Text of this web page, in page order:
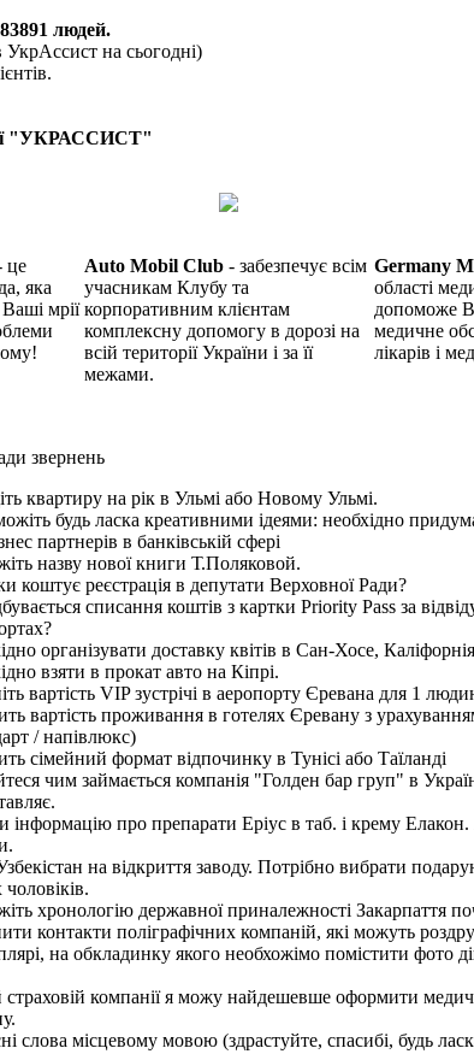
людей.
УкрАссист на сьогодні)
"УКРАССИСТ"
це
яка
мрії
Auto Mobil Club - забезпечує всім
учасникам Клубу та
корпоративним клієнтам
комплексну допомогу в дорозі на
всій території України і за її
межами.
Germany
області
допоможе
медичне
лікарів і
звернень
квартиру на рік в Ульмі або Новому Ульмі.
будь ласка креативними ідеями: необхідно
партнерів в банківській сфері
назву нової книги Т.Поляковой.
коштує реєстрація в депутати Верховної Ради?
списання коштів з картки Priority Pass за
організувати доставку квітів в Сан-Хосе,
взяти в прокат авто на Кіпрі.
вартість VIP зустрічі в аеропорту Єревана для 1
вартість проживання в готелях Єревану з
/ напівлюкс)
сімейний формат відпочинку в Тунісі або Таїланді
чим займається компанія "Голден бар груп" в
інформацію про препарати Еріус в таб. і крему Елакон.
на відкриття заводу. Потрібно вибрати
чоловіків.
хронологію державної приналежності Закарпаття
контакти поліграфічних компаній, які можуть
на обкладинку якого необхожімо помістити фото
страховій компанії я можу найдешевше оформити
слова місцевому мовою (здрастуйте, спасибі, будь